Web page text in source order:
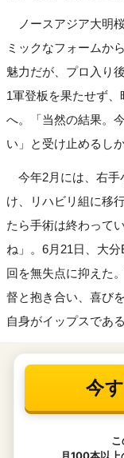
ノースアジア大明
ミックなフォームか
魅力だが、プロ入り
1軍登板を果たせず
へ。「当然の結果。
い」と受け止めるし
今年2月には、右手
け、リハビリ組に移
たら手術は終わって
ね」。6月21日、大
回を無失点に抑えた
督と抱き合い、喜び
自身がイップスであ